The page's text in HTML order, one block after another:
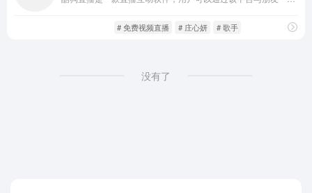
# 免费视频直播 # 庄心妍 # 歌手
没有了